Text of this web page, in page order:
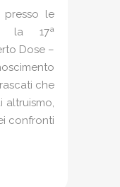
le
la 17ª
Dose –
che
altruismo,
confronti